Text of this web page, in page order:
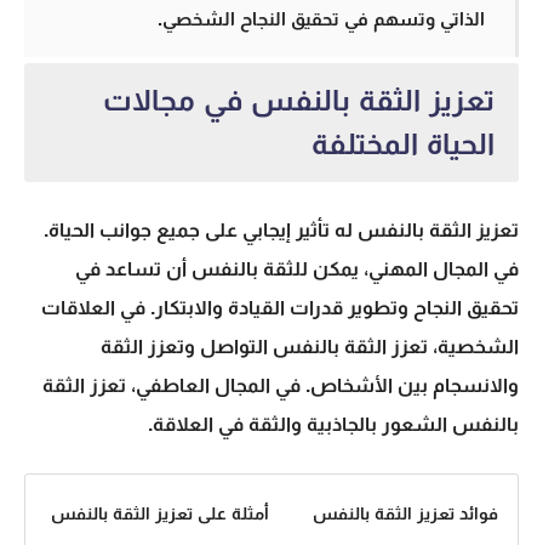
الذاتي وتسهم في تحقيق النجاح الشخصي.
تعزيز الثقة بالنفس في مجالات
الحياة المختلفة
تعزيز الثقة بالنفس له تأثير إيجابي على جميع جوانب الحياة.
في المجال المهني، يمكن للثقة بالنفس أن تساعد في
تحقيق النجاح وتطوير قدرات القيادة والابتكار. في العلاقات
الشخصية، تعزز الثقة بالنفس التواصل وتعزز الثقة
والانسجام بين الأشخاص. في المجال العاطفي، تعزز الثقة
بالنفس الشعور بالجاذبية والثقة في العلاقة.
فوائد تعزيز الثقة بالنفس أمثلة على تعزيز الثقة بالنفس